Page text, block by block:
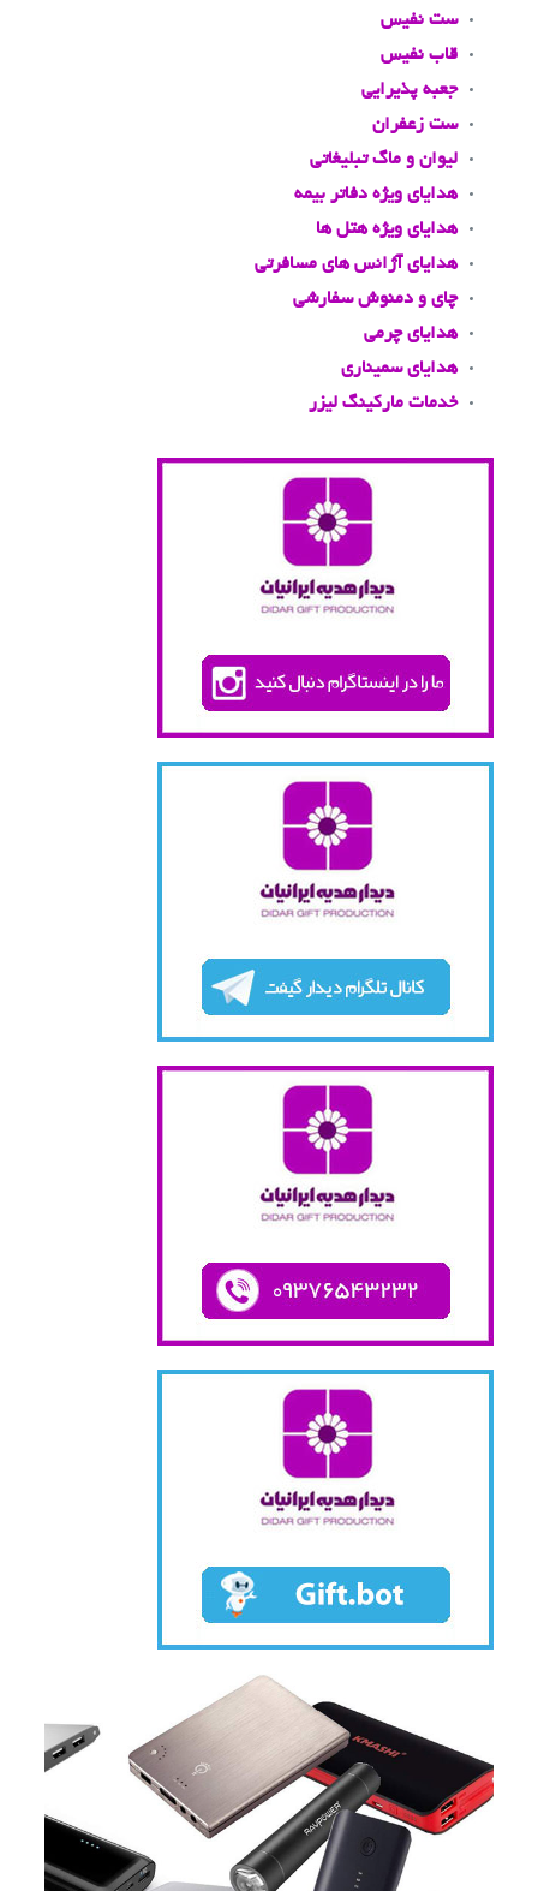
ست نفیس
قاب نفیس
جعبه پذیرایی
ست زعفران
لیوان و ماگ تبلیغاتی
هدایای ویژه دفاتر بیمه
هدایای ویژه هتل ها
هدایای آژانس های مسافرتی
چای و دمنوش سفارشی
هدایای چرمی
هدایای سمیناری
خدمات مارکینگ لیزر